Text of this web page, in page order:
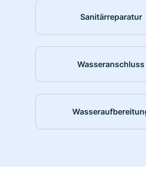
Sanitärreparatur
Wasseranschluss